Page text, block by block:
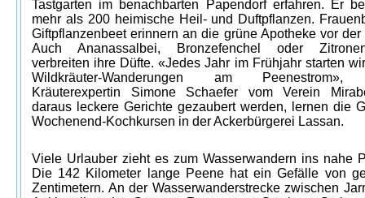
Tastgarten im benachbarten Papendorf erfahren. Er
mehr als 200 heimische Heil- und Duftpflanzen.
Giftpflanzenbeet erinnern an die grüne Apotheke vor der
Auch Ananassalbei, Bronzefenchel oder
verbreiten ihre Düfte. «Jedes Jahr im Frühjahr starten
Wildkräuter-Wanderungen am Peenestrom»,
Kräuterexpertin Simone Schaefer vom Verein
daraus leckere Gerichte gezaubert werden, lernen die
Wochenend-Kochkursen in der Ackerbürgerei Lassan.
Viele Urlauber zieht es zum Wasserwandern ins nahe
Die 142 Kilometer lange Peene hat ein Gefälle von
Zentimetern. An der Wasserwanderstrecke zwischen